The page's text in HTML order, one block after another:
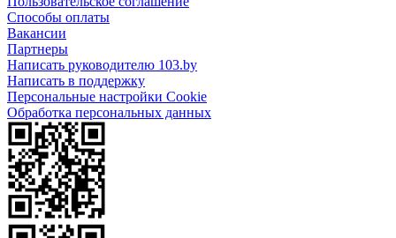
Способы оплаты
Вакансии
Партнеры
Написать руководителю 103.by
Написать в поддержку
Персональные настройки Cookie
Обработка персональных данных